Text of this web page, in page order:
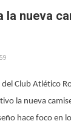
la nueva
Club Atlético
la nueva
hace foco en